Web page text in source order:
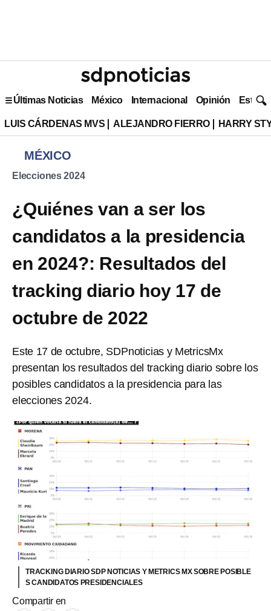
Últimas Noticias México Internacional Opinión Estilo
LUIS CÁRDENAS MVS ALEJANDRO FIERRO HARRY
MÉXICO
Elecciones 2024
¿Quiénes van a ser los
candidatos a la presidencia
en 2024?: Resultados del
tracking diario hoy 17 de
octubre de 2022
Este 17 de octubre, SDPnoticias y MetricsMx
presentan los resultados del tracking diario sobre los
posibles candidatos a la presidencia para las
elecciones 2024.
TRACKING DIARIO SDP NOTICIAS Y METRICS MX SOBRE POSIBLE
S CANDIDATOS PRESIDENCIALES
Compartir en